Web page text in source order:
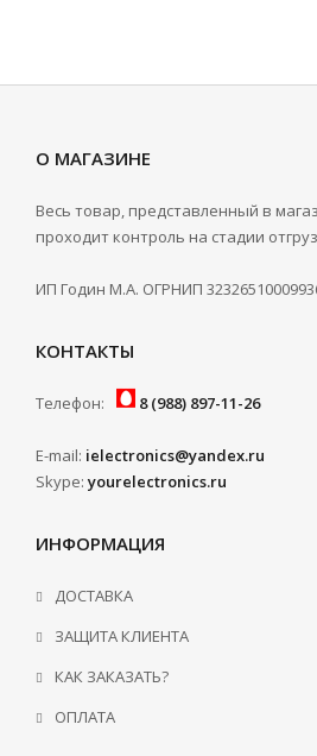
О МАГАЗИНЕ
Весь товар, представленный в
проходит контроль на стадии
ИП Годин М.А. ОГРНИП
КОНТАКТЫ
Телефон: 8 (988) 897-11-26
E-mail: ielectronics@yandex.ru
Skype: yourelectronics.ru
ИНФОРМАЦИЯ
ДОСТАВКА
ЗАЩИТА КЛИЕНТА
КАК ЗАКАЗАТЬ?
ОПЛАТА